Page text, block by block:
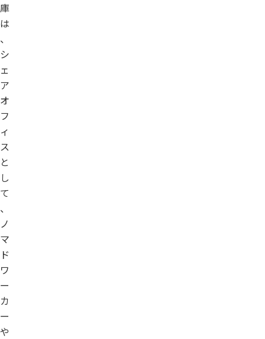
庫
は
、
シ
ェ
ア
オ
フ
ィ
ス
と
し
て
、
ノ
マ
ド
ワ
ー
カ
ー
や